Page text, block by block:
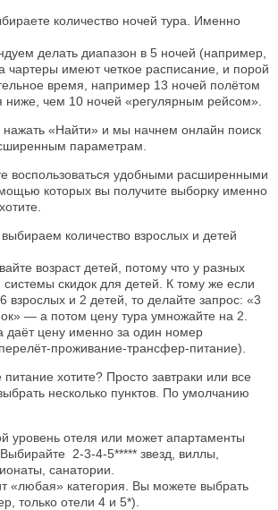
количество ночей тура. Именно
делать диапазон в 5 ночей (например,
чартеры имеют четкое расписание, и порой
время, например 13 ночей полётом
ниже, чем 10 ночей «регулярным рейсом».
«Найти» и мы начнем онлайн поиск
параметрам.
воспользоваться удобными расширенными
которых вы получите выборку именно
выбираем количество взрослых и детей
возраст детей, потому что у разных
скидок для детей. К тому же если
взрослых и 2 детей, то делайте запрос: «3
— а потом цену тура умножайте на 2.
даёт цену именно за один номер
проживание-трансфер-питание).
хотите? Просто завтраки или все
несколько пунктов. По умолчанию
уровень отеля или может апартаменты
2-3-4-5***** звезд, виллы,
санатории.
«любая» категория. Вы можете выбрать
только отели 4 и 5*).